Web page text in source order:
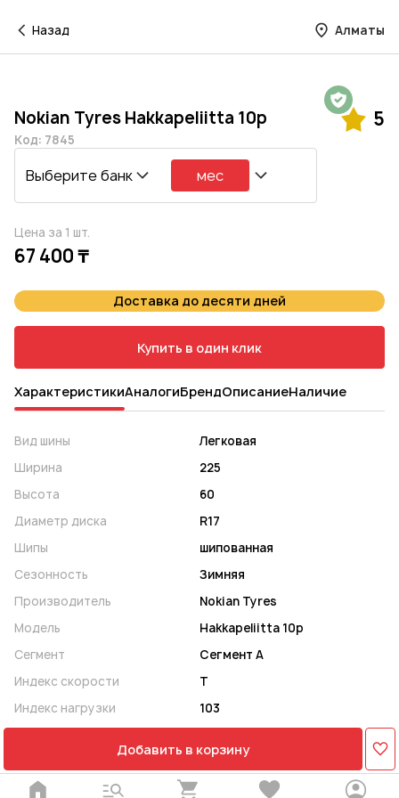
Назад Алматы
Nokian Tyres Hakkapeliitta 10p 5
Код: 7845
Выберите банк мес
Цена за 1 шт.
67 400 ₸
Доставка до десяти дней
Купить в один клик
ХарактеристикиАналогиБрендОписаниеНаличие
Вид шины
Легковая
Ширина
225
Высота
60
Диаметр диска
R17
Шипы
шипованная
Сезонность
Зимняя
Производитель
Nokian Tyres
Модель
Hakkapeliitta 10p
Сегмент
Сегмент A
Индекс скорости
T
Индекс нагрузки
103
Добавить в корзину